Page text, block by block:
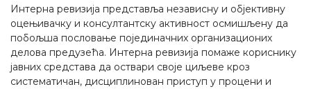
Интерна ревизија представља независну и објективну
оцењивачку и консултантску активност осмишљену да
побољша пословање појединачних организационих
делова предузећа. Интерна ревизија помаже кориснику
јавних средстава да оствари своје циљеве кроз
систематичан, дисциплинован приступ у процени и